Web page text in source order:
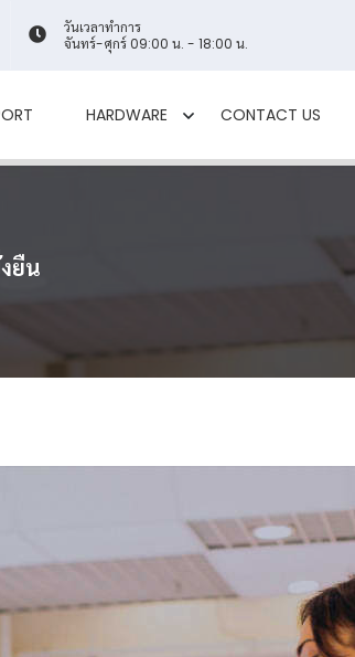
วันเวลาทำการ
จันทร์-ศุกร์ 09:00 น. - 18:00 น.
HARDWARE CONTACT US
ยืน